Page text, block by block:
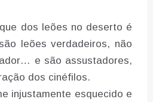
dos leões no deserto é
leões verdadeiros, não
e são assustadores,
dos cinéfilos.
injustamente esquecido e